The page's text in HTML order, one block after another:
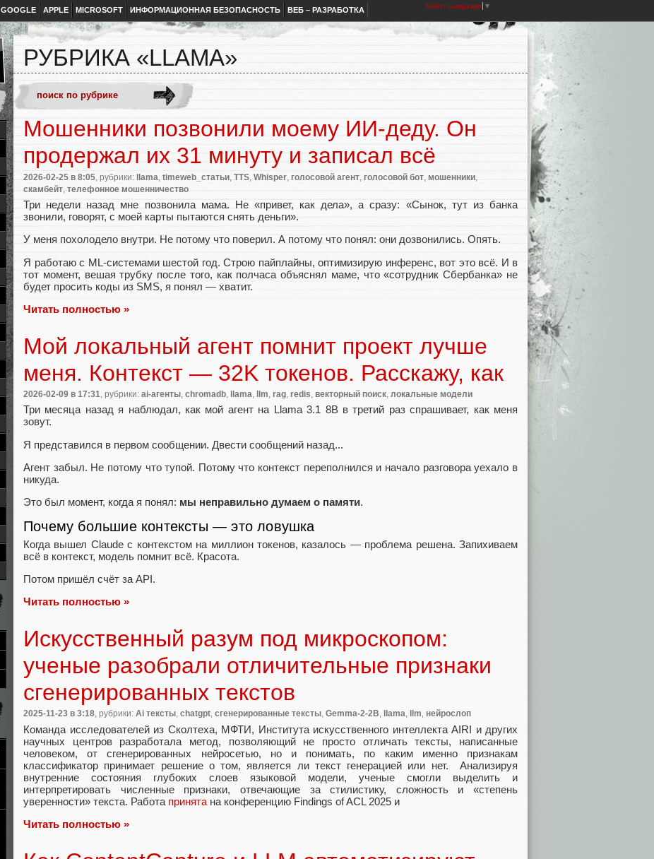
GOOGLE APPLE MICROSOFT ИНФОРМАЦИОННАЯ БЕЗОПАСНОСТЬ ВЕБ – РАЗРАБОТКА Select Language ▼
РУБРИКА «LLAMA»
Мошенники позвонили моему ИИ-деду. Он
продержал их 31 минуту и записал всё
2026-02-25 в 8:05 , рубрики: llama timeweb_статьи TTS Whisper голосовой агент голосовой бот мошенники
скамбейт телефонное мошенничество
Три недели назад мне позвонила мама. Не «привет, как дела», а сразу: «Сынок, тут из банка
звонили, говорят, с моей карты пытаются снять деньги».
У меня похолодело внутри. Не потому что поверил. А потому что понял: они дозвонились. Опять.
Я работаю с ML-системами шестой год. Строю пайплайны, оптимизирую инференс, вот это всё. И в
тот момент, вешая трубку после того, как полчаса объяснял маме, что «сотрудник Сбербанка» не
будет просить коды из SMS, я понял — хватит.
Читать полностью »
Мой локальный агент помнит проект лучше
меня. Контекст — 32K токенов. Расскажу, как
2026-02-09 в 17:31, рубрики: ai-агенты, chromadb, llama, llm, rag, redis, векторный поиск, локальные модели
Три месяца назад я наблюдал, как мой агент на Llama 3.1 8B в третий раз спрашивает, как меня
зовут.
Я представился в первом сообщении. Двести сообщений назад...
Агент забыл. Не потому что тупой. Потому что контекст переполнился и начало разговора уехало в
никуда.
Это был момент, когда я понял: мы неправильно думаем о памяти.
Почему большие контексты — это ловушка
Когда вышел Claude с контекстом на миллион токенов, казалось — проблема решена. Запихиваем
всё в контекст, модель помнит всё. Красота.
Потом пришёл счёт за API.
Читать полностью »
Искусственный разум под микроскопом:
ученые разобрали отличительные признаки
сгенерированных текстов
2025-11-23 в 3:18, рубрики: Ai тексты, chatgpt, cгенерированные тексты, Gemma-2-2B, llama, llm, нейрослоп
Команда исследователей из Сколтеха, МФТИ, Института искусственного интеллекта AIRI и других
научных центров разработала метод, позволяющий не просто отличать тексты, написанные
человеком, от сгенерированных нейросетью, но и понимать, по каким именно признакам
классификатор принимает решение о том, является ли текст генерацией или нет. Анализируя
внутренние состояния глубоких слоев языковой модели, ученые смогли выделить и
интерпретировать численные признаки, отвечающие за стилистику, сложность и «степень
уверенности» текста. Работа принята на конференцию Findings of ACL 2025 и
Читать полностью »